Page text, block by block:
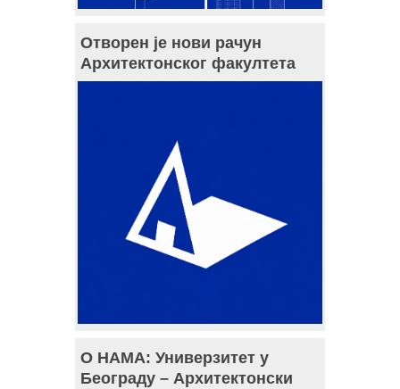
Отворен је нови рачун
Архитектонског факултета
О НАМА: Универзитет у
Београду – Архитектонски